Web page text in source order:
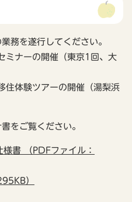
務を遂行してください。
ミナーの開催（東京1回、大
住体験ツアーの開催（湯梨浜
をご覧ください。
書 （PDFファイル：
）